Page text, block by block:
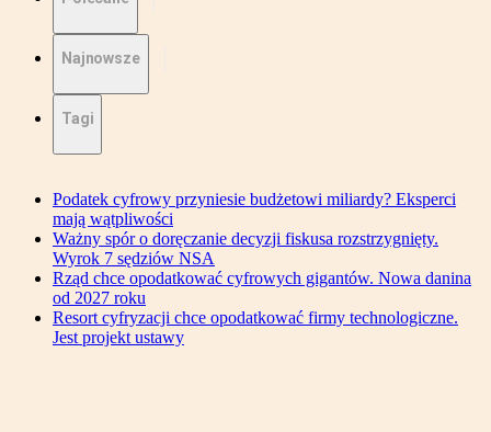
Najnowsze
Tagi
Podatek cyfrowy przyniesie budżetowi miliardy? Eksperci
mają wątpliwości
Ważny spór o doręczanie decyzji fiskusa rozstrzygnięty.
Wyrok 7 sędziów NSA
Rząd chce opodatkować cyfrowych gigantów. Nowa danina
od 2027 roku
Resort cyfryzacji chce opodatkować firmy technologiczne.
Jest projekt ustawy